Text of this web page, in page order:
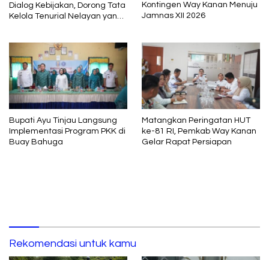
Dialog Kebijakan, Dorong Tata
Kelola Tenurial Nelayan yang
Kontingen Way Kanan Menuju
Jamnas XII 2026
Bupati Ayu Tinjau Langsung
Implementasi Program PKK di
Buay Bahuga
Matangkan Peringatan HUT
ke-81 RI, Pemkab Way Kanan
Gelar Rapat Persiapan
Rekomendasi untuk kamu